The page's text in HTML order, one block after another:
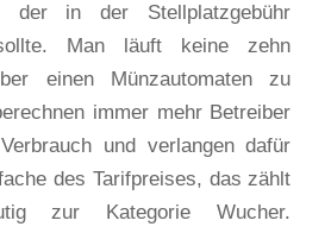
der in der Stellplatzgebühr
Man läuft keine zehn
einen Münzautomaten zu
immer mehr Betreiber
und verlangen dafür
des Tarifpreises, das zählt
zur Kategorie Wucher.